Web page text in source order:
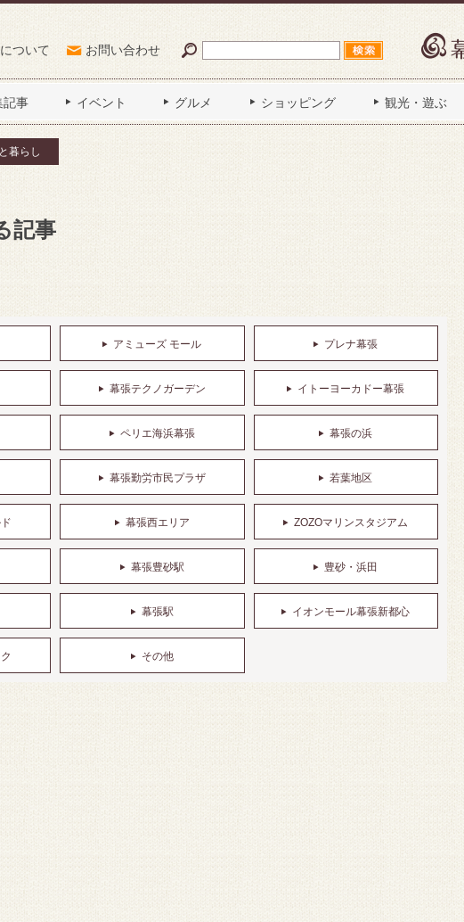
ついて お問い合わせ
記事 イベント グルメ ショッピング 観光・遊ぶ
暮らし
記事
アミューズ モール プレナ幕張
幕張テクノガーデン イトーヨーカドー幕張
ペリエ海浜幕張 幕張の浜
幕張勤労市民プラザ 若葉地区
幕張西エリア ZOZOマリンスタジアム
幕張豊砂駅 豊砂・浜田
幕張駅 イオンモール幕張新都心
その他